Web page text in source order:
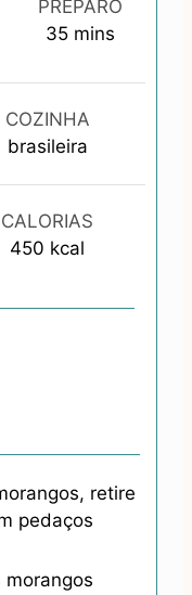
PREPARO
35m
n
u
t
mins
COZINHA
brasileira
CALORIAS
450 kcal
retire
pedaços
morangos